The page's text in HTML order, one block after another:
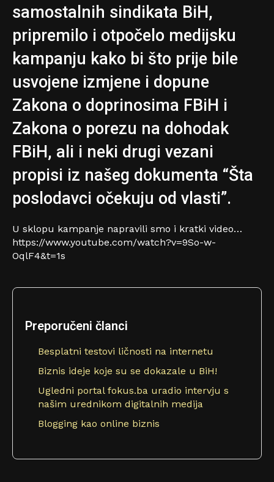
samostalnih sindikata BiH,
pripremilo i otpočelo medijsku
kampanju kako bi što prije bile
usvojene izmjene i dopune
Zakona o doprinosima FBiH i
Zakona o porezu na dohodak
FBiH, ali i neki drugi vezani
propisi iz našeg dokumenta “Šta
poslodavci očekuju od vlasti”.
U sklopu kampanje napravili smo i kratki video…
https://www.youtube.com/watch?v=9So-w-
OqlF4&t=1s
Preporučeni članci
Besplatni testovi ličnosti na internetu
Biznis ideje koje su se dokazale u BiH!
Ugledni portal fokus.ba uradio intervju s
našim urednikom digitalnih medija
Blogging kao online biznis